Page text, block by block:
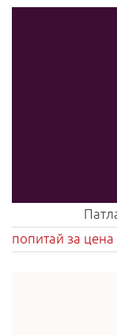
попитай за цена